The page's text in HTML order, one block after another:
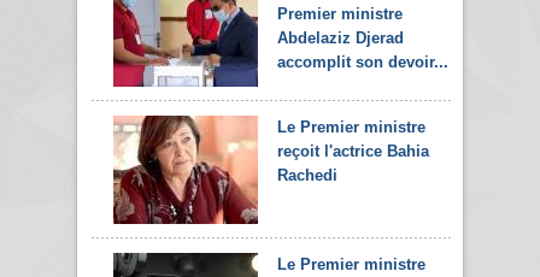
Premier ministre
Abdelaziz Djerad
accomplit son devoir...
Le Premier ministre
reçoit l'actrice Bahia
Rachedi
Le Premier ministre